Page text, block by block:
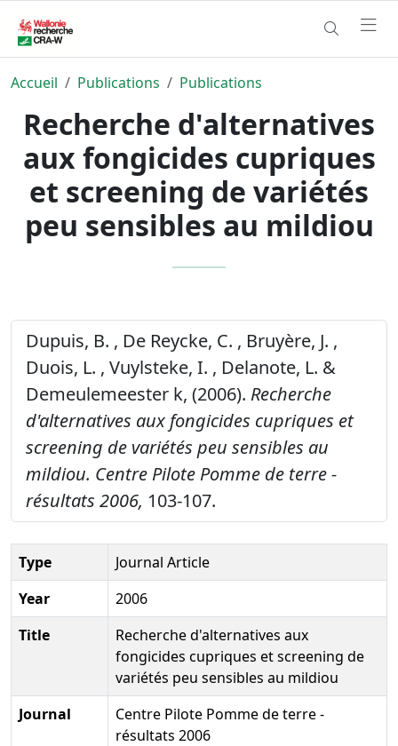
Accueil Publications Publications
Recherche d'alternatives
aux fongicides cupriques
et screening de variétés
peu sensibles au mildiou
Dupuis, B. , De Reycke, C. , Bruyère, J. ,
Duois, L. , Vuylsteke, I. , Delanote, L. &
Demeulemeester k, (2006). Recherche
d'alternatives aux fongicides cupriques et
screening de variétés peu sensibles au
mildiou. Centre Pilote Pomme de terre -
résultats 2006, 103-107.
Type
Journal Article
Year
2006
Title
Recherche d'alternatives aux
fongicides cupriques et screening de
variétés peu sensibles au mildiou
Journal
Centre Pilote Pomme de terre -
résultats 2006